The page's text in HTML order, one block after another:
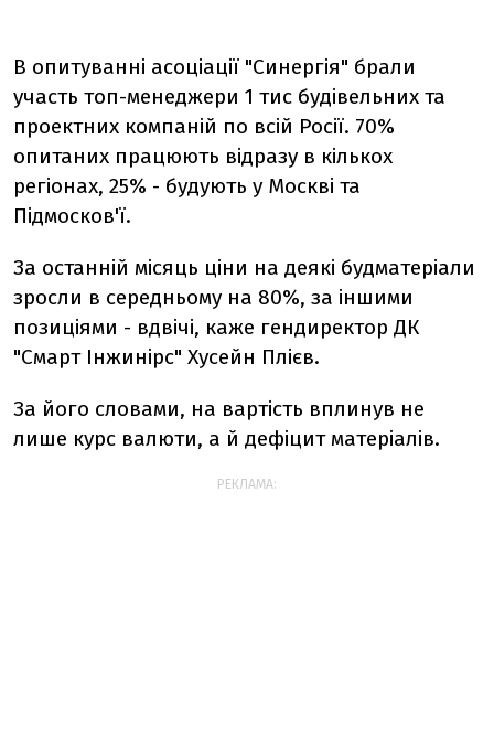
В опитуванні асоціації "Синергія" брали
участь топ-менеджери 1 тис будівельних та
проектних компаній по всій Росії. 70%
опитаних працюють відразу в кількох
регіонах, 25% - будують у Москві та
Підмосков'ї.
За останній місяць ціни на деякі будматеріали
зросли в середньому на 80%, за іншими
позиціями - вдвічі, каже гендиректор ДК
"Смарт Інжинірс" Хусейн Плієв.
За його словами, на вартість вплинув не
лише курс валюти, а й дефіцит матеріалів.
РЕКЛАМА: